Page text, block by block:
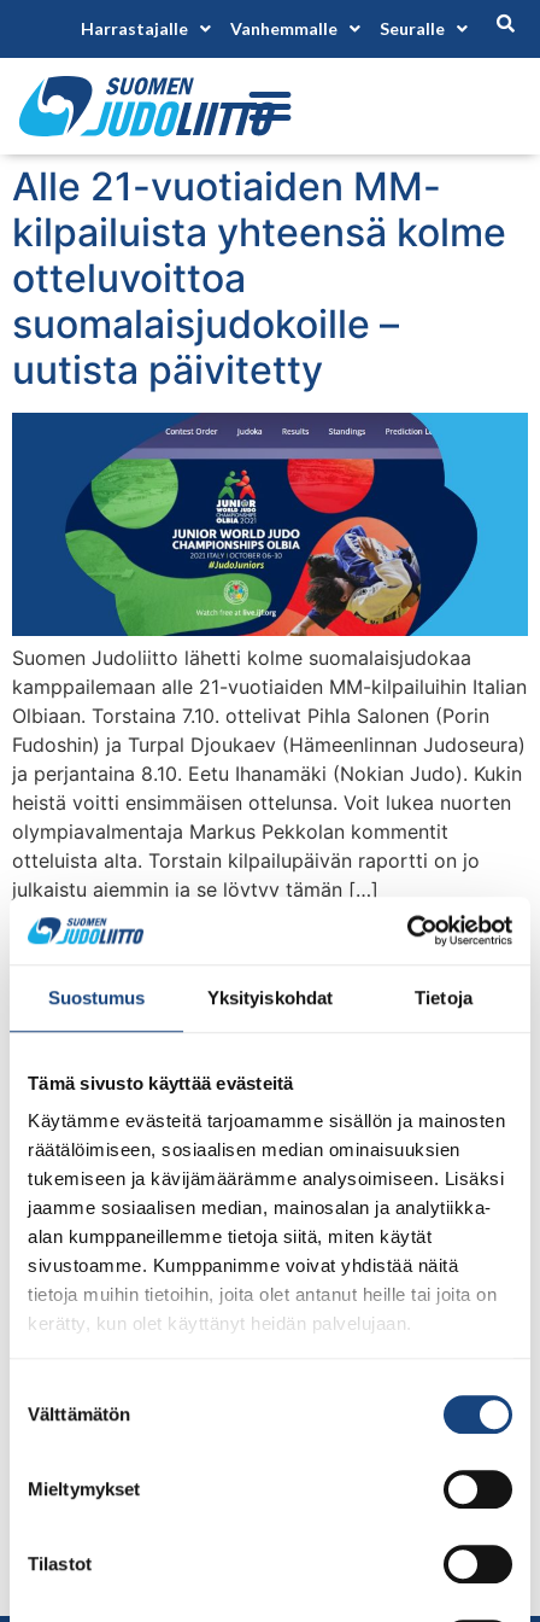
Suostumus Yksityiskohdat Tietoja
Tämä sivusto käyttää evästeitä
Käytämme evästeitä tarjoamamme sisällön ja mainosten
räätälöimiseen, sosiaalisen median ominaisuuksien
tukemiseen ja kävijämäärämme analysoimiseen. Lisäksi
jaamme sosiaalisen median, mainosalan ja analytiikka-
alan kumppaneillemme tietoja siitä, miten käytät
sivustoamme. Kumppanimme voivat yhdistää näitä
tietoja muihin tietoihin, joita olet antanut heille tai joita on
kerätty, kun olet käyttänyt heidän palvelujaan.
valinta
Välttämätön
Mieltymykset
Tilastot
Harrastajalle Vanhemmalle Seuralle
Alle 21-vuotiaiden MM-
kilpailuista yhteensä kolme
otteluvoittoa
suomalaisjudokoille –
uutista päivitetty
Suomen Judoliitto lähetti kolme suomalaisjudokaa
kamppailemaan alle 21-vuotiaiden MM-kilpailuihin Italian
Olbiaan. Torstaina 7.10. ottelivat Pihla Salonen (Porin
Fudoshin) ja Turpal Djoukaev (Hämeenlinnan Judoseura)
ja perjantaina 8.10. Eetu Ihanamäki (Nokian Judo). Kukin
heistä voitti ensimmäisen ottelunsa. Voit lukea nuorten
olympiavalmentaja Markus Pekkolan kommentit
otteluista alta. Torstain kilpailupäivän raportti on jo
julkaistu aiemmin ja se löytyy tämän […]
Kolme urheilijaa alle 21-
vuotiaiden MM-kilpailuihin
Italiaan
Suomen Judoliitto lähettää alle 21-vuotiaiden MM-
järjestetään tänä vuonna Italiassa, Sardinian saarella
Olbiassa. Kilpailuun on ilmoittautunut urheilijoista
tapahtuman listoilla on 210 ja miehiä 285. Suomea
nuorta judokaa: Naisten alle 57 kg:n painoluokassa Pihla